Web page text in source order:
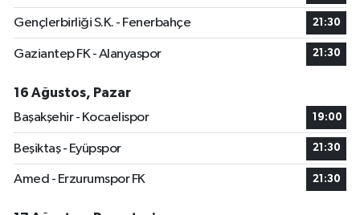
Gençlerbirliği S.K. - Fenerbahçe 21:30
Gaziantep FK - Alanyaspor 21:30
16 Ağustos, Pazar
Başakşehir - Kocaelispor
19:00
Beşiktaş - Eyüpspor 21:30
Amed - Erzurumspor FK 21:30